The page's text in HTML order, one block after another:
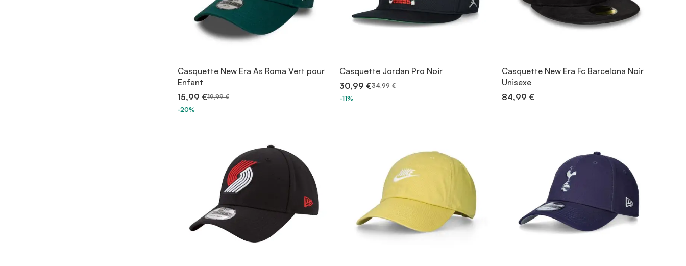
Casquette New Era As Roma Vert pour
Enfant
15,99 €19,99 €
-20%
Casquette Jordan Pro Noir
30,99 €34,99 €
-11%
Casquette New Era Fc Barcelona Noir
Unisexe
84,99 €